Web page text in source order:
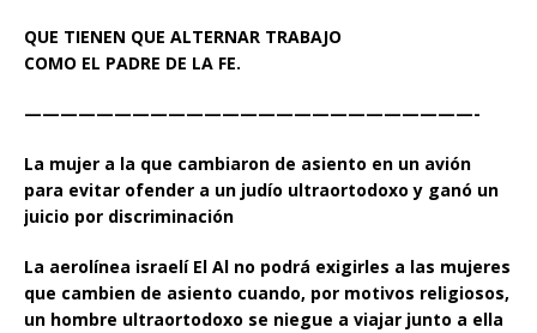
QUE TIENEN QUE ALTERNAR TRABAJO
COMO EL PADRE DE LA FE.
—————————————————————————-
La mujer a la que cambiaron de asiento en un avión
para evitar ofender a un judío ultraortodoxo y ganó un
juicio por discriminación
La aerolínea israelí El Al no podrá exigirles a las mujeres
que cambien de asiento cuando, por motivos religiosos,
un hombre ultraortodoxo se niegue a viajar junto a ella